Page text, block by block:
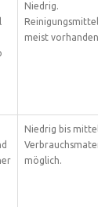
Niedrig.
Reinigungsmittel
meist
Niedrig bis
möglich.